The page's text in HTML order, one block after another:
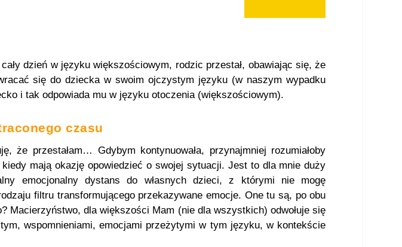
dzień w języku większościowym, rodzic przestał, obawiając się, że
się do dziecka w swoim ojczystym języku (w naszym wypadku
i tak odpowiada mu w języku otoczenia (większościowym).
czasu
że przestałam… Gdybym kontynuowała, przynajmniej rozumiałoby
mają okazję opowiedzieć o swojej sytuacji. Jest to dla mnie duży
emocjonalny dystans do własnych dzieci, z którymi nie mogę
filtru transformującego przekazywane emocje. One tu są, po obu
Macierzyństwo, dla większości Mam (nie dla wszystkich) odwołuje się
wspomnieniami, emocjami przeżytymi w tym języku, w kontekście